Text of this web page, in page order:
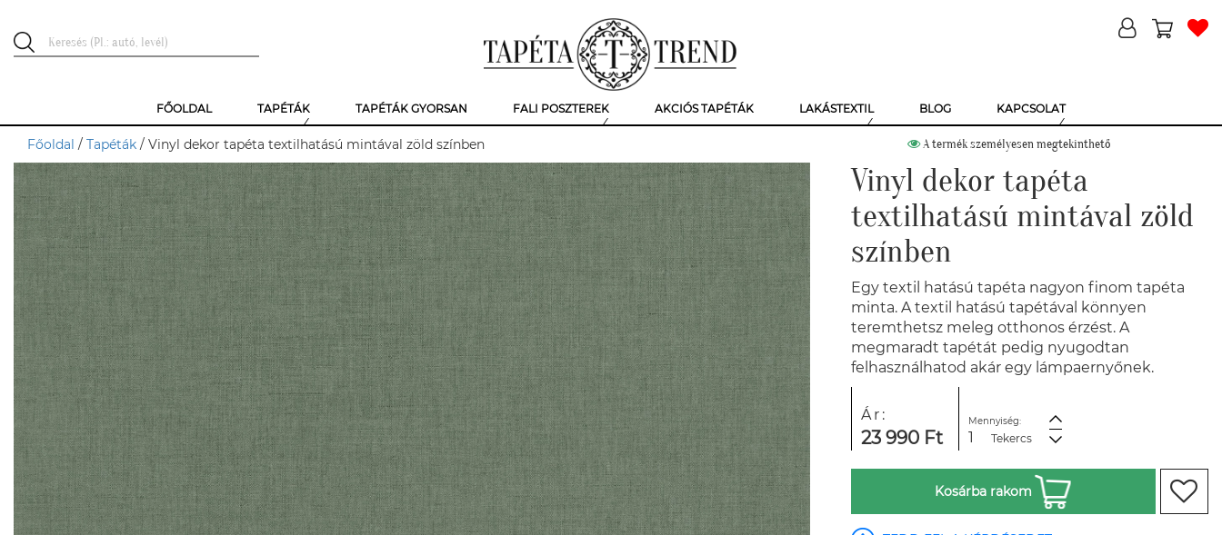
FŐOLDAL TAPÉTÁK TAPÉTÁK GYORSAN FALI POSZTEREK AKCIÓS TAPÉTÁK LAKÁSTEXTIL BLOG KAPCSOLAT
Főoldal / Tapéták / Vinyl dekor tapéta textilhatású mintával zöld színben A termék személyesen megtekinthető
Vinyl dekor tapéta
textilhatású mintával zöld
színben
Egy textil hatású tapéta nagyon finom tapéta
minta. A textil hatású tapétával könnyen
teremthetsz meleg otthonos érzést. A
megmaradt tapétát pedig nyugodtan
felhasználhatod akár egy lámpaernyőnek.
Ár:
23 990 Ft
Mennyiség:
Tekercs
Kosárba rakom